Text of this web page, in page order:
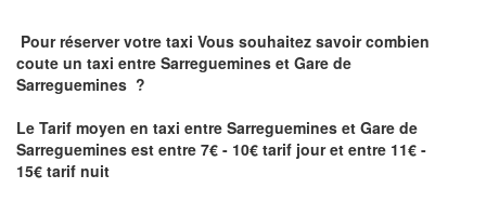
Pour réserver votre taxi Vous souhaitez savoircombien
coute un taxi entre Sarreguemines et Gare de
Sarreguemines ?
Le Tarif moyen en taxi entre Sarreguemines et Gare de
Sarreguemines est entre 7€ - 10€ tarif jour et entre 11€ -
15€ tarif nuit